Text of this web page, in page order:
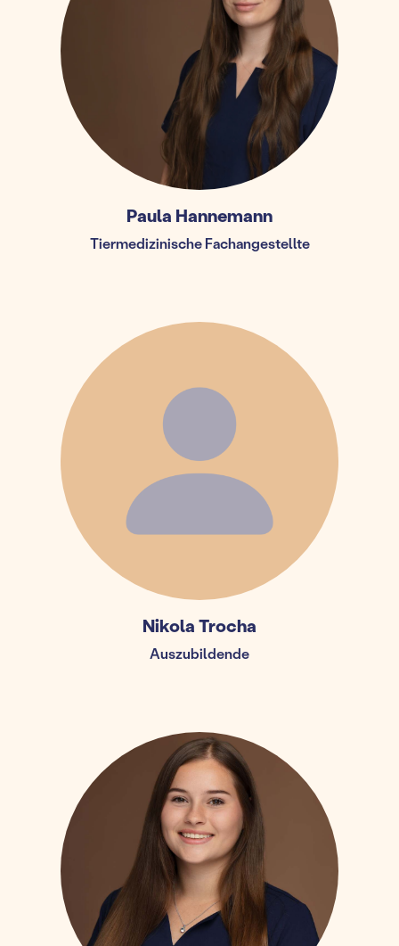
Paula Hannemann
Tiermedizinische Fachangestellte
Nikola Trocha
Auszubildende